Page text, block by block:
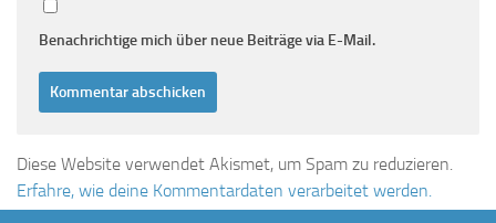
Benachrichtige mich über neue Beiträge via E-Mail.
Diese Website verwendet Akismet, um Spam zu reduzieren.
Erfahre, wie deine Kommentardaten verarbeitet werden.